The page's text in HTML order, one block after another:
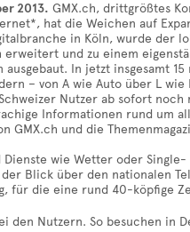
2013. GMX.ch, drittgrößtes
hat die Weichen auf
in Köln, wurde der
und zu einem
In jetzt insgesamt
– von A wie Auto über L
Nutzer ab sofort
Informationen rund um
GMX.ch und die
wie Wetter oder
Blick über den nationalen
für die eine rund 40-köpfige
Nutzern. So besuchen in